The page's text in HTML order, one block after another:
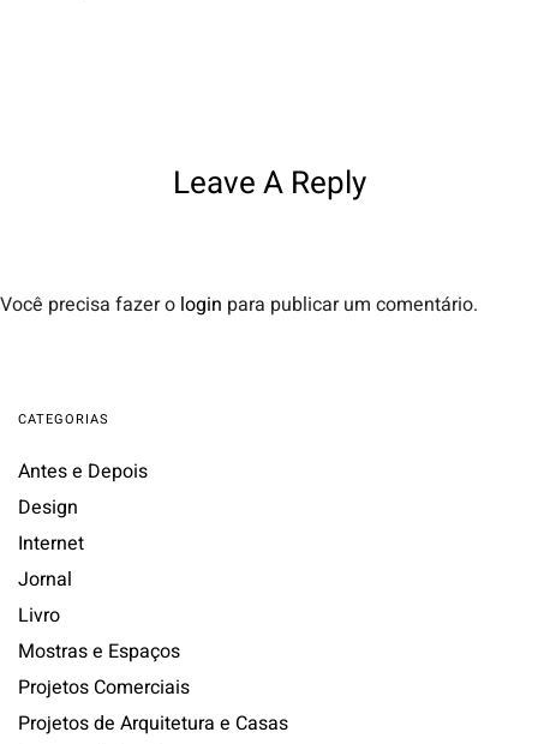
Leave A Reply
Você precisa fazer o login para publicar um comentário.
CATEGORIAS
Antes e Depois
Design
Internet
Jornal
Livro
Mostras e Espaços
Projetos Comerciais
Projetos de Arquitetura e Casas